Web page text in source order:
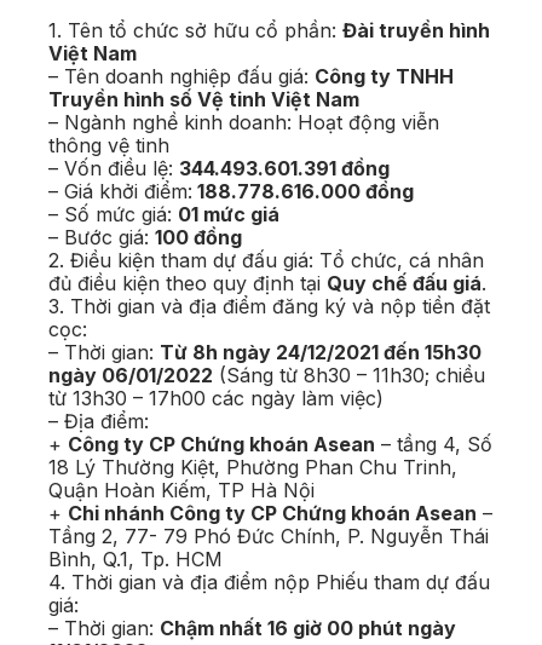
1. Tên tổ chức sở hữu cổ phần: Đài truyền hình
Việt Nam
– Tên doanh nghiệp đấu giá: Công ty TNHH
Truyền hình số Vệ tinh Việt Nam
– Ngành nghề kinh doanh: Hoạt động viễn
thông vệ tinh
– Vốn điều lệ: 344.493.601.391 đồng
– Giá khởi điểm: 188.778.616.000 đồng
– Số mức giá: 01 mức giá
– Bước giá: 100 đồng
2. Điều kiện tham dự đấu giá: Tổ chức, cá nhân
đủ điều kiện theo quy định tại Quy chế đấu giá.
3. Thời gian và địa điểm đăng ký và nộp tiền đặt
cọc:
– Thời gian: Từ 8h ngày 24/12/2021 đến 15h30
ngày 06/01/2022 (Sáng từ 8h30 – 11h30; chiều
từ 13h30 – 17h00 các ngày làm việc)
– Địa điểm:
+ Công ty CP Chứng khoán Asean – tầng 4, Số
18 Lý Thường Kiệt, Phường Phan Chu Trinh,
Quận Hoàn Kiếm, TP Hà Nội
+ Chi nhánh Công ty CP Chứng khoán Asean –
Tầng 2, 77- 79 Phó Đức Chính, P. Nguyễn Thái
Bình, Q.1, Tp. HCM
4. Thời gian và địa điểm nộp Phiếu tham dự đấu
giá:
– Thời gian: Chậm nhất 16 giờ 00 phút ngày